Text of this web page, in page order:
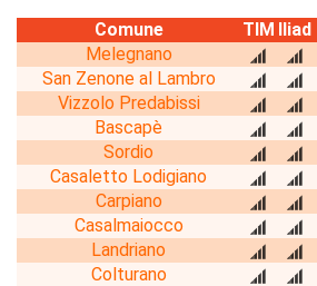
Comune TIM Iliad
Melegnano
San Zenone al Lambro
Vizzolo Predabissi
Bascapè
Sordio
Casaletto Lodigiano
Carpiano
Casalmaiocco
Landriano
Colturano